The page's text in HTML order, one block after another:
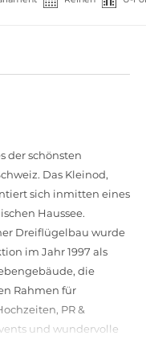
der schönsten
Das Kleinod,
sich inmitten eines
Haussee.
Dreiflügelbau wurde
im Jahr 1997 als
die
Rahmen für
PR &
und wundervolle
Außenbereich